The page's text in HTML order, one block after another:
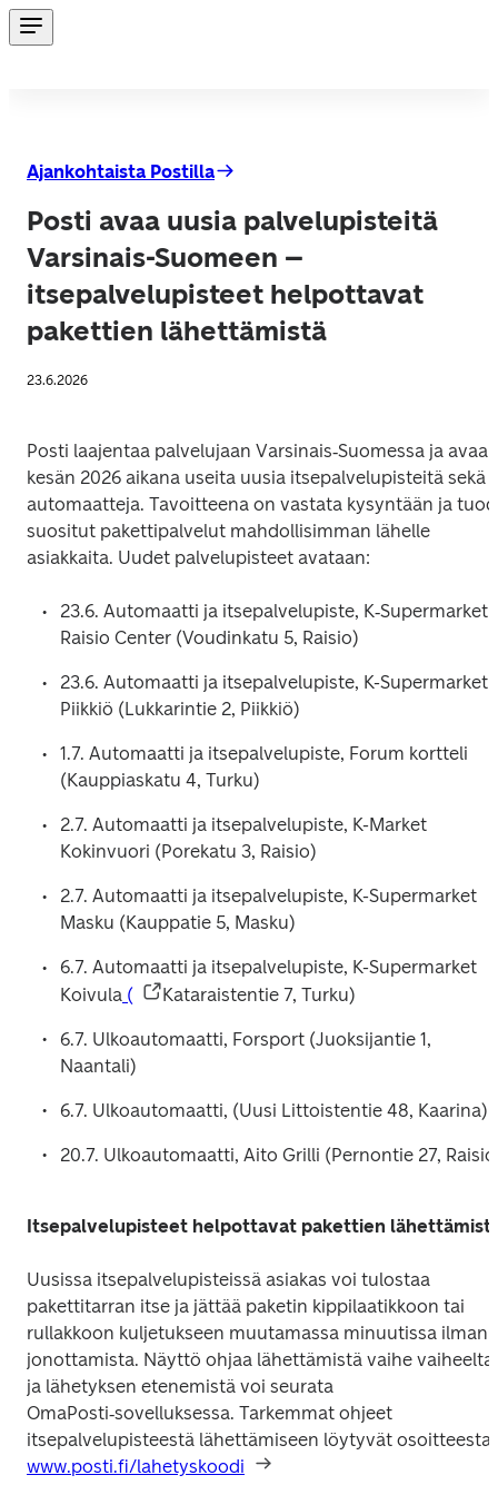
Ajankohtaista Postilla
Posti avaa uusia palvelupisteitä
Varsinais-Suomeen –
itsepalvelupisteet helpottavat
pakettien lähettämistä
23.6.2026
Posti laajentaa palvelujaan Varsinais‑Suomessa ja avaa
kesän 2026 aikana useita uusia itsepalvelupisteitä sekä
automaatteja. Tavoitteena on vastata kysyntään ja
suositut pakettipalvelut mahdollisimman lähelle
asiakkaita. Uudet palvelupisteet avataan:
23.6. Automaatti ja itsepalvelupiste, K‑Supermarket
Raisio Center (Voudinkatu 5, Raisio)
23.6. Automaatti ja itsepalvelupiste, K-Supermarket
Piikkiö (Lukkarintie 2, Piikkiö)
1.7. Automaatti ja itsepalvelupiste, Forum kortteli
(Kauppiaskatu 4, Turku)
2.7. Automaatti ja itsepalvelupiste, K-Market
Kokinvuori (Porekatu 3, Raisio)
2.7. Automaatti ja itsepalvelupiste, K-Supermarket
Masku (Kauppatie 5, Masku)
6.7. Automaatti ja itsepalvelupiste, K-Supermarket
Koivula ( Kataraistentie 7, Turku)
6.7. Ulkoautomaatti, Forsport (Juoksijantie 1,
Naantali)
6.7. Ulkoautomaatti, (Uusi Littoistentie 48, Kaarina)
20.7. Ulkoautomaatti, Aito Grilli (Pernontie 27,
Itsepalvelupisteet helpottavat pakettien
Uusissa itsepalvelupisteissä asiakas voi tulostaa
pakettitarran itse ja jättää paketin kippilaatikkoon tai
rullakkoon kuljetukseen muutamassa minuutissa ilman
jonottamista. Näyttö ohjaa lähettämistä vaihe vaiheelta,
ja lähetyksen etenemistä voi seurata
OmaPosti‑sovelluksessa. Tarkemmat ohjeet
www.posti.fi/lahetyskoodi